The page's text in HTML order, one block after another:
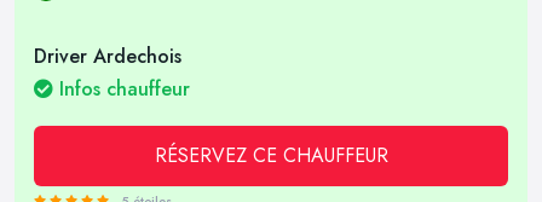
Driver Ardechois
Infos chauffeur
RÉSERVEZ CE CHAUFFEUR